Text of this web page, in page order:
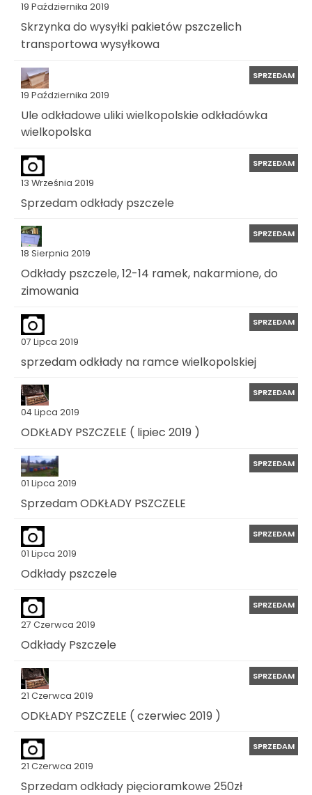
19 Października 2019
Skrzynka do wysyłki pakietów pszczelich
transportowa wysyłkowa
19 Października 2019
SPRZEDAM
Ule odkładowe uliki wielkopolskie odkładówka
wielkopolska
13 Września 2019
SPRZEDAM
Sprzedam odkłady pszczele
18 Sierpnia 2019
SPRZEDAM
Odkłady pszczele, 12-14 ramek, nakarmione, do
zimowania
07 Lipca 2019
SPRZEDAM
sprzedam odkłady na ramce wielkopolskiej
04 Lipca 2019
SPRZEDAM
ODKŁADY PSZCZELE ( lipiec 2019 )
01 Lipca 2019
SPRZEDAM
Sprzedam ODKŁADY PSZCZELE
01 Lipca 2019
SPRZEDAM
Odkłady pszczele
27 Czerwca 2019
SPRZEDAM
Odkłady Pszczele
21 Czerwca 2019
SPRZEDAM
ODKŁADY PSZCZELE ( czerwiec 2019 )
21 Czerwca 2019
SPRZEDAM
Sprzedam odkłady pięcioramkowe 250zł